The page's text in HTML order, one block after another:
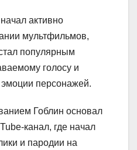
активно
мультфильмов,
популярным
голосу и
эмоции персонажей.
Гоблин основал
канал, где начал
и пародии на